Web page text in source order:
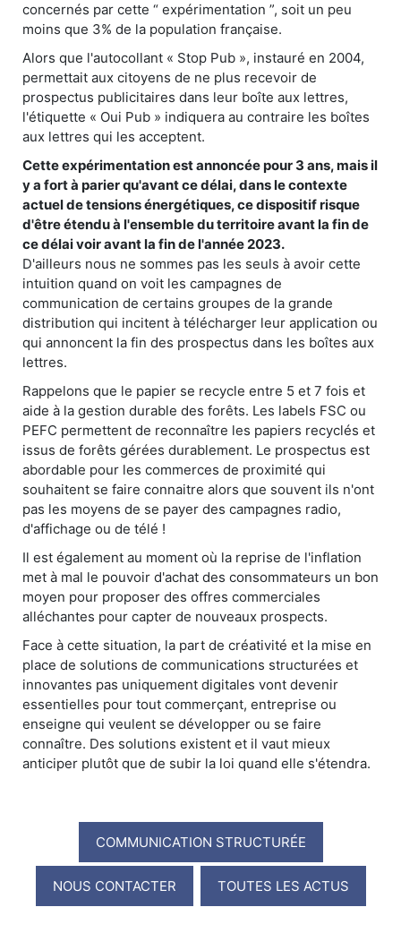
concernés par cette “ expérimentation ”, soit un peu
moins que 3% de la population française.
Alors que l'autocollant « Stop Pub », instauré en 2004,
permettait aux citoyens de ne plus recevoir de
prospectus publicitaires dans leur boîte aux lettres,
l'étiquette « Oui Pub » indiquera au contraire les boîtes
aux lettres qui les acceptent.
Cette expérimentation est annoncée pour 3 ans, mais il
y a fort à parier qu'avant ce délai, dans le contexte
actuel de tensions énergétiques, ce dispositif risque
d'être étendu à l'ensemble du territoire avant la fin de
ce délai voir avant la fin de l'année 2023.
D'ailleurs nous ne sommes pas les seuls à avoir cette
intuition quand on voit les campagnes de
communication de certains groupes de la grande
distribution qui incitent à télécharger leur application ou
qui annoncent la fin des prospectus dans les boîtes aux
lettres.
Rappelons que le papier se recycle entre 5 et 7 fois et
aide à la gestion durable des forêts. Les labels FSC ou
PEFC permettent de reconnaître les papiers recyclés et
issus de forêts gérées durablement. Le prospectus est
abordable pour les commerces de proximité qui
souhaitent se faire connaitre alors que souvent ils n'ont
pas les moyens de se payer des campagnes radio,
d'affichage ou de télé !
Il est également au moment où la reprise de l'inflation
met à mal le pouvoir d'achat des consommateurs un bon
moyen pour proposer des offres commerciales
alléchantes pour capter de nouveaux prospects.
Face à cette situation, la part de créativité et la mise en
place de solutions de communications structurées et
innovantes pas uniquement digitales vont devenir
essentielles pour tout commerçant, entreprise ou
enseigne qui veulent se développer ou se faire
connaître. Des solutions existent et il vaut mieux
anticiper plutôt que de subir la loi quand elle s'étendra.
COMMUNICATION STRUCTURÉE
NOUS CONTACTER TOUTES LES ACTUS